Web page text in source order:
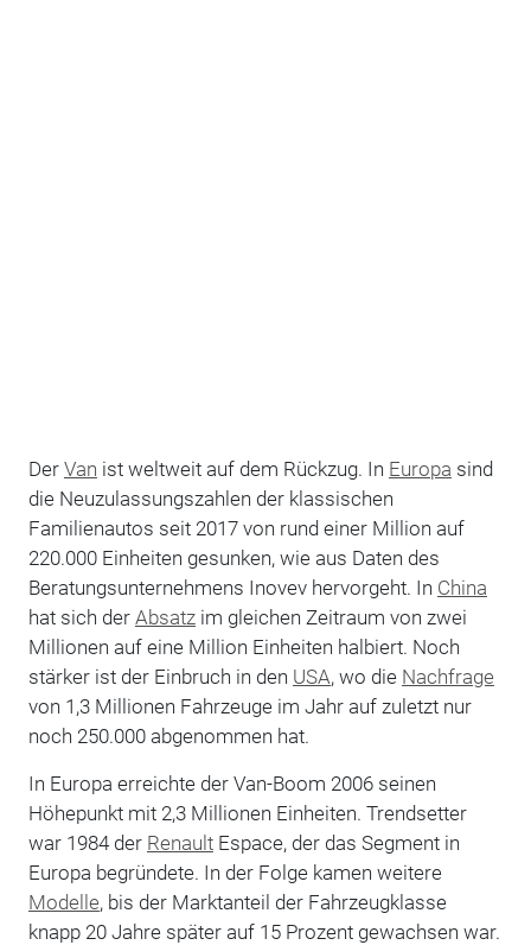
Der Van ist weltweit auf dem Rückzug. In Europa sind
die Neuzulassungszahlen der klassischen
Familienautos seit 2017 von rund einer Million auf
220.000 Einheiten gesunken, wie aus Daten des
Beratungsunternehmens Inovev hervorgeht. In China
hat sich der Absatzim gleichen Zeitraum von zwei
Millionen auf eine Million Einheiten halbiert. Noch
stärker ist der Einbruch in den USA, wo die Nachfrage
von 1,3 Millionen Fahrzeuge im Jahr auf zuletzt nur
noch 250.000 abgenommen hat.
In Europa erreichte der Van-Boom 2006 seinen
Höhepunkt mit 2,3 Millionen Einheiten. Trendsetter
war 1984 der RenaultEspace, der das Segment in
Europa begründete. In der Folge kamen weitere
Modelle, bis der Marktanteil der Fahrzeugklasse
knapp 20 Jahre später auf 15 Prozent gewachsen war.